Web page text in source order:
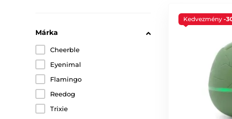
Márka
Cheerble
Eyenimal
Flamingo
Reedog
Trixie
Kedvezmény -